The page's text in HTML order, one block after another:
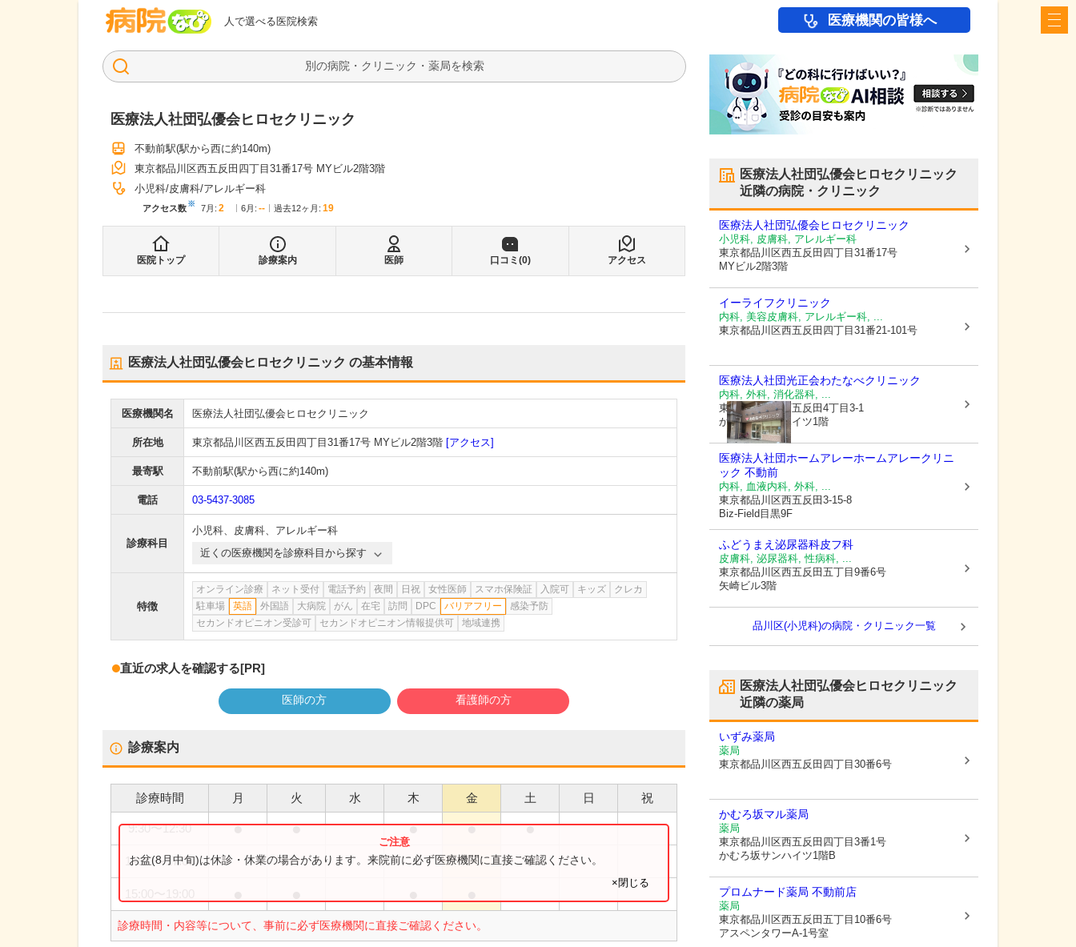
人で選べる医院検索
病院なび 医療機関の皆様へ
検索
医療法人社団弘優会ヒロセクリニック
不動前駅(駅から西に約140m)
東京都品川区西五反田四丁目31番17号 MYビル2階3階
小児科 皮膚科 アレルギー科
アクセス数※ 7月 : 2 6月 : -- 過去12ヶ月: 19
医院トップ 診療案内 医師 口コミ(0) アクセス
医療法人社団弘優会ヒロセクリニック の基本情報
医療機関名 医療法人社団弘優会ヒロセクリニック
所在地 東京都品川区西五反田四丁目31番17号 MYビル2階3階 [アクセス]
最寄駅 不動前駅(駅から西に約140m)
電話 03-5437-3085
診療科目
小児科、 皮膚科、 アレルギー科
近くの医療機関を診療科目から探す
特徴
オンライン診療 ネット受付 電話予約 夜間 日祝 女性医師 スマホ保険証 入院可 キッズ
クレカ
駐車場
英語 外国語 大病院 がん 在宅 訪問 DPC バリアフリー
感染予防
セカンドオピニオン受診可
セカンドオピニオン情報提供可 地域連携
直近の求人を確認する[PR]
医師の方 看護師の方
診療案内
診療時間 月 火 水 木 金 土 日 祝
9:30〜12:30 ● ● ● ● ●
14:00〜17:00 ●
診療時間・内容等について、事前に必ず医療機関に直接ご確認ください。
お盆(8月中旬)は休診・休業の場合があります。来院前に必ず医療機関に直接ご確認ください。
×閉じる
医療法人社団弘優会ヒロセクリニック
近隣の病院・クリニック
医療法人社団弘優会ヒロセクリニック
小児科, 皮膚科, アレルギー科
東京都品川区西五反田四丁目31番17号
MYビル2階3階
イーライフクリニック
内科, 美容皮膚科, アレルギー科, ...
東京都品川区西五反田四丁目31番21-101号
医療法人社団光正会わたなべクリニック
内科, 外科, 消化器科, ...
東京都品川区西五反田4丁目3-1
かむろ坂サンハイツ1階
医療法人社団ホームアレーホームアレークリニ
ック 不動前
内科, 血液内科, 外科, ...
東京都品川区西五反田3-15-8
Biz-Field目黒9F
ふどうまえ泌尿器科皮フ科
皮膚科, 泌尿器科, 性病科, ...
東京都品川区西五反田五丁目9番6号
矢崎ビル3階
品川区(小児科)の病院・クリニック一覧
医療法人社団弘優会ヒロセクリニック
近隣の薬局
いずみ薬局
薬局
東京都品川区西五反田四丁目30番6号
かむろ坂マル薬局
薬局
東京都品川区西五反田四丁目3番1号
かむろ坂サンハイツ1階B
プロムナード薬局 不動前店
薬局
東京都品川区西五反田五丁目10番6号
アスペンタワーA-1号室